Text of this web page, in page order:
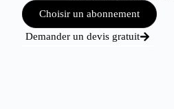
Choisir un abonnement
Demander un devis gratuit